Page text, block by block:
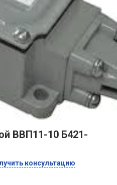
ВВП11-10 Б421-
консультацию